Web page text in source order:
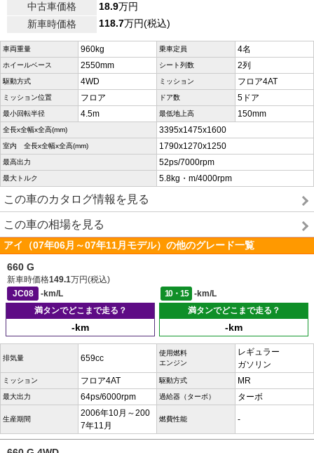
中古車価格
18.9万円
新車時価格
118.7万円(税込)
車両重量 960kg 乗車定員 4名
ホイールベース 2550mm シート列数 2列
駆動方式 4WD ミッション フロア4AT
ミッション位置 フロア ドア数 5ドア
最小回転半径 4.5m 最低地上高 150mm
全長x全幅x全高(mm) 3395x1475x1600
室内 全長x全幅x全高(mm) 1790x1270x1250
最高出力 52ps/7000rpm
最大トルク 5.8kg・m/4000rpm
この車のカタログ情報を見る
この車の相場を見る
アイ（07年06月～07年11月モデル）の他のグレード一覧
660 G
新車時価格149.1万円(税込)
JC08
-km/L 10・15
-km/L
満タンでどこまで走る？
-km
満タンでどこまで走る？
-km
排気量 659cc
使用燃料
エンジン
レギュラー
ガソリン
ミッション フロア4AT 駆動方式 MR
最大出力 64ps/6000rpm 過給器（ターボ） ターボ
生産期間
2006年10月～200
7年11月
燃費性能 -